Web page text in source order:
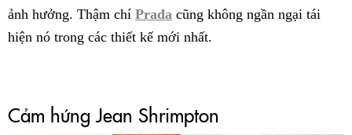
ảnh hưởng. Thậm chí Prada cũng không ngần ngại tái
hiện nó trong các thiết kế mới nhất.
Cảm hứng Jean Shrimpton